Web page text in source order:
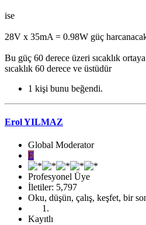
ise
28V x 35mA = 0.98W güç
Bu güç 60 derece üzeri sıcaklık
sıcaklık 60 derece ve üstüdür
1 kişi bunu beğendi.
Erol YILMAZ
Global Moderator
E
Profesyonel Üye
İletiler: 5,797
Oku, düşün, çalış, keşfet, bir
Kayıtlı